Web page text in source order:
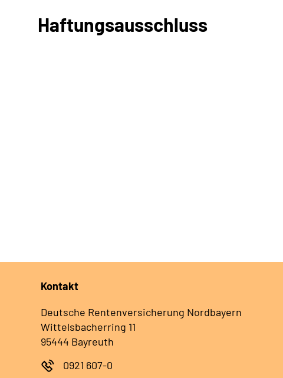
Haftungsausschluss
Kontakt
Deutsche Rentenversicherung Nordbayern
Wittelsbacherring 11
95444 Bayreuth
0921 607-0